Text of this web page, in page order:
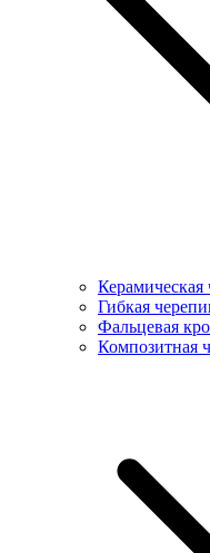
Гибкая
Фальцевая
Композитная